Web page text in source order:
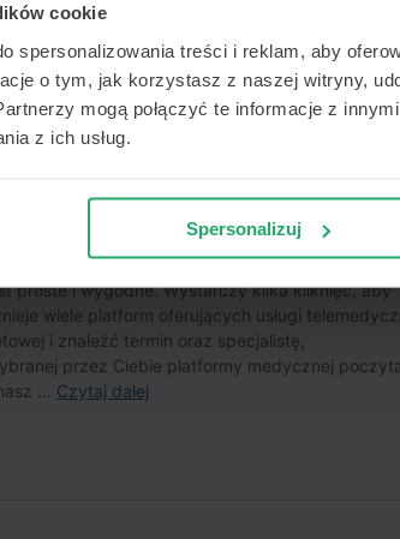
cookie
spersonalizowania treści i reklam, aby
o tym, jak korzystasz z naszej witryny,
mogą połączyć te informacje z
z ich usług.
Spersonalizuj